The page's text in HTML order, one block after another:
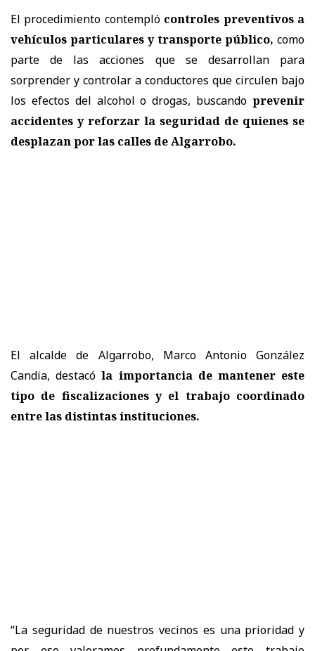
El procedimiento contempló controles preventivos a
vehículos particulares y transporte público, como
parte de las acciones que se desarrollan para
sorprender y controlar a conductores que circulen bajo
los efectos del alcohol o drogas, buscando prevenir
accidentes y reforzar la seguridad de quienes se
desplazan por las calles de Algarrobo.
El alcalde de Algarrobo, Marco Antonio González
Candia, destacó la importancia de mantener este
tipo de fiscalizaciones y el trabajo coordinado
entre las distintas instituciones.
“La seguridad de nuestros vecinos es una prioridad y